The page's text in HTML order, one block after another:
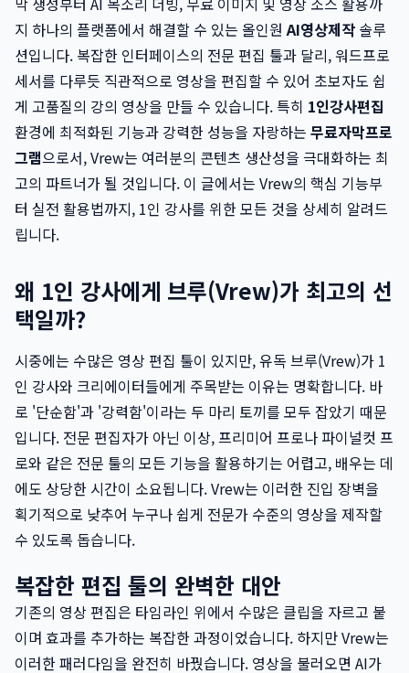
지 하나의 플랫폼에서 해결할 수 있는 올인원AI영상제작 솔루
션입니다. 복잡한 인터페이스의 전문 편집 툴과 달리, 워드프로
세서를 다루듯 직관적으로 영상을 편집할 수 있어 초보자도 쉽
게 고품질의 강의 영상을 만들 수 있습니다. 특히 1인강사편집
환경에 최적화된 기능과 강력한 성능을 자랑하는 무료자막프로
그램으로서, Vrew는 여러분의 콘텐츠 생산성을 극대화하는 최
고의 파트너가 될 것입니다. 이 글에서는 Vrew의 핵심 기능부
터 실전 활용법까지, 1인 강사를 위한 모든 것을 상세히 알려드
립니다.
왜 1인 강사에게 브루(Vrew)가 최고의 선
택일까?
시중에는 수많은 영상 편집 툴이 있지만, 유독 브루(Vrew)가 1
인 강사와 크리에이터들에게 주목받는 이유는 명확합니다. 바
로 '단순함'과 '강력함'이라는 두 마리 토끼를 모두 잡았기 때문
입니다. 전문 편집자가 아닌 이상, 프리미어 프로나 파이널컷 프
로와 같은 전문 툴의 모든 기능을 활용하기는 어렵고, 배우는 데
에도 상당한 시간이 소요됩니다. Vrew는 이러한 진입 장벽을
획기적으로 낮추어 누구나 쉽게 전문가 수준의 영상을 제작할
수 있도록 돕습니다.
복잡한 편집 툴의 완벽한 대안
기존의 영상 편집은 타임라인 위에서 수많은 클립을 자르고 붙
이며 효과를 추가하는 복잡한 과정이었습니다. 하지만 Vrew는
이러한 패러다임을 완전히 바꿨습니다. 영상을 불러오면 AI가